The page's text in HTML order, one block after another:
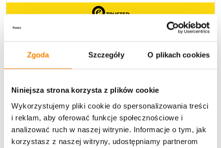
Zgoda Szczegóły O plikach cookies
Niniejsza strona korzysta z plików cookie
Wykorzystujemy pliki cookie do spersonalizowania treści
i reklam, aby oferować funkcje społecznościowe i
analizować ruch w naszej witrynie. Informacje o tym, jak
korzystasz z naszej witryny, udostępniamy partnerom
Dostawa
Godzin Minut Sekund
A produkt wyślemy jeszcze dziś!